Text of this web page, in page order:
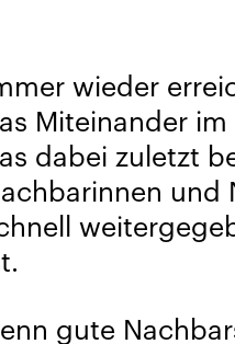
wieder
Miteinander
dabei zuletzt
und
gute